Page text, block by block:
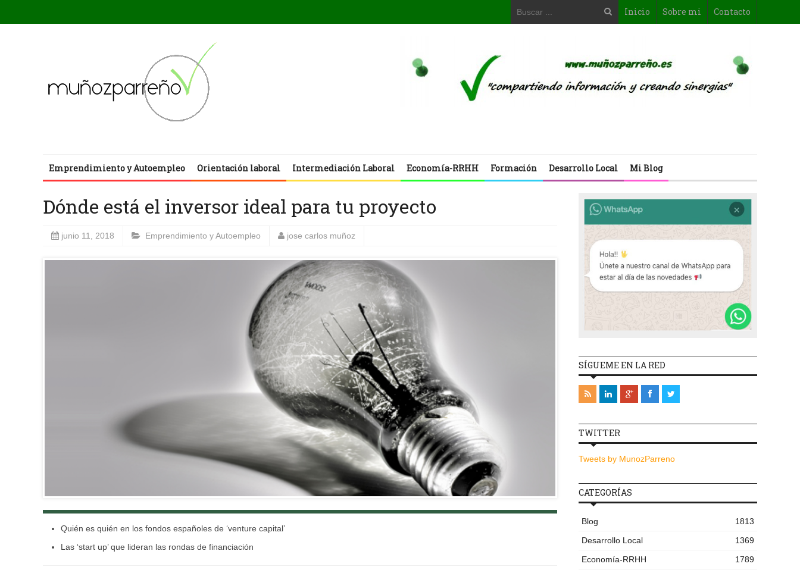
Inicio Sobre mi Contacto
Emprendimiento y Autoempleo Orientación laboral Intermediación Laboral Economía-RRHH Formación Desarrollo Local Mi Blog
Dónde está el inversor ideal para tu proyecto
junio 11, 2018 Emprendimiento y Autoempleo jose carlos muñoz
Quién es quién en los fondos españoles de ‘venture capital’
Las ‘start up’ que lideran las rondas de financiación
SÍGUEME EN LA RED
TWITTER
Tweets by MunozParreno
CATEGORÍAS
Blog
1813
Desarrollo Local
1369
Economía-RRHH
1789